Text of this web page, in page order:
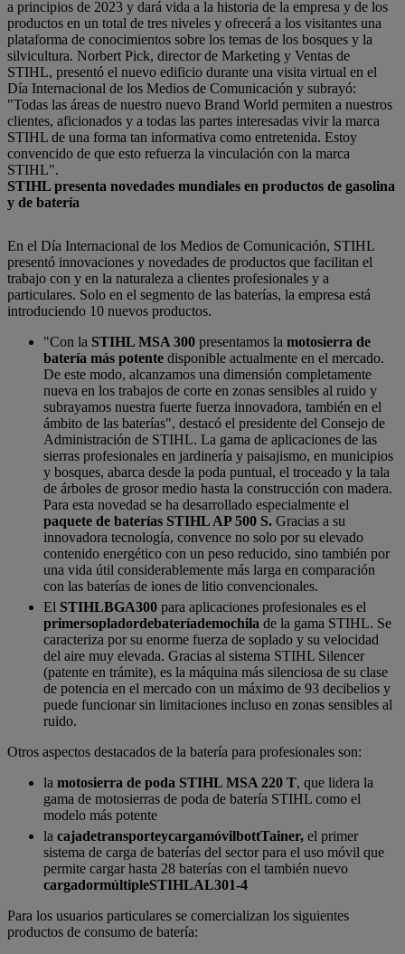
a principios de 2023 y dará vida a la historia de la empresa y de los
productos en un total de tres niveles y ofrecerá a los visitantes una
plataforma de conocimientos sobre los temas de los bosques y la
silvicultura. Norbert Pick, director de Marketing y Ventas de
STIHL, presentó el nuevo edificio durante una visita virtual en el
Día Internacional de los Medios de Comunicación y subrayó:
"Todas las áreas de nuestro nuevo Brand World permiten a nuestros
clientes, aficionados y a todas las partes interesadas vivir la marca
STIHL de una forma tan informativa como entretenida. Estoy
convencido de que esto refuerza la vinculación con la marca
STIHL".
STIHL presenta novedades mundiales en productos de gasolina
y de batería
En el Día Internacional de los Medios de Comunicación, STIHL
presentó innovaciones y novedades de productos que facilitan el
trabajo con y en la naturaleza a clientes profesionales y a
particulares. Solo en el segmento de las baterías, la empresa está
introduciendo 10 nuevos productos.
"Con la STIHL MSA 300 presentamos la motosierra de
batería más potente disponible actualmente en el mercado.
De este modo, alcanzamos una dimensión completamente
nueva en los trabajos de corte en zonas sensibles al ruido y
subrayamos nuestra fuerte fuerza innovadora, también en el
ámbito de las baterías", destacó el presidente del Consejo de
Administración de STIHL. La gama de aplicaciones de las
sierras profesionales en jardinería y paisajismo, en municipios
y bosques, abarca desde la poda puntual, el troceado y la tala
de árboles de grosor medio hasta la construcción con madera.
Para esta novedad se ha desarrollado especialmente el
paquete de baterías STIHL AP 500 S. Gracias a su
innovadora tecnología, convence no solo por su elevado
contenido energético con un peso reducido, sino también por
una vida útil considerablemente más larga en comparación
con las baterías de iones de litio convencionales.
El STIHLBGA300 para aplicaciones profesionales es el
primersopladordebateríademochila de la gama STIHL. Se
caracteriza por su enorme fuerza de soplado y su velocidad
del aire muy elevada. Gracias al sistema STIHL Silencer
(patente en trámite), es la máquina más silenciosa de su clase
de potencia en el mercado con un máximo de 93 decibelios y
puede funcionar sin limitaciones incluso en zonas sensibles al
ruido.
Otros aspectos destacados de la batería para profesionales son:
la motosierra de poda STIHL MSA 220 T, que lidera la
gama de motosierras de poda de batería STIHL como el
modelo más potente
la cajadetransporteycargamóvilbottTainer, el primer
sistema de carga de baterías del sector para el uso móvil que
permite cargar hasta 28 baterías con el también nuevo
cargadormúltipleSTIHLAL301-4
Para los usuarios particulares se comercializan los siguientes
productos de consumo de batería: